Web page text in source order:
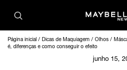
Página inicial Dicas de Maquiagem Olhos
é, diferenças e como conseguir o efeito
junho 15,